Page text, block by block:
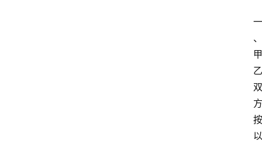
一
、
甲
乙
双
方
按
以